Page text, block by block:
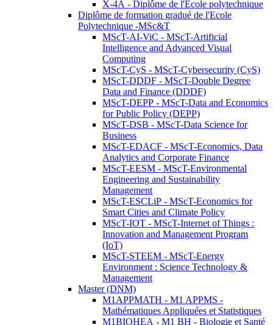
X-4A - Diplôme de l'Ecole polytechnique
Diplôme de formation gradué de l'Ecole
Polytechnique -MSc&T
MScT-AI-ViC - MScT-Artificial
Intelligence and Advanced Visual
Computing
MScT-CyS - MScT-Cybersecurity (CyS)
MScT-DDDF - MScT-Double Degree
Data and Finance (DDDF)
MScT-DEPP - MScT-Data and Economics
for Public Policy (DEPP)
MScT-DSB - MScT-Data Science for
Business
MScT-EDACF - MScT-Economics, Data
Analytics and Corporate Finance
MScT-EESM - MScT-Environmental
Engineering and Sustainability
Management
MScT-ESCLiP - MScT-Economics for
Smart Cities and Climate Policy
MScT-IOT - MScT-Internet of Things :
Innovation and Management Program
(IoT)
MScT-STEEM - MScT-Energy
Environment : Science Technology &
Management
Master (DNM)
M1APPMATH - M1 APPMS -
Mathématiques Appliquées et Statistiques
M1BIOHEA - M1 BH - Biologie et Santé